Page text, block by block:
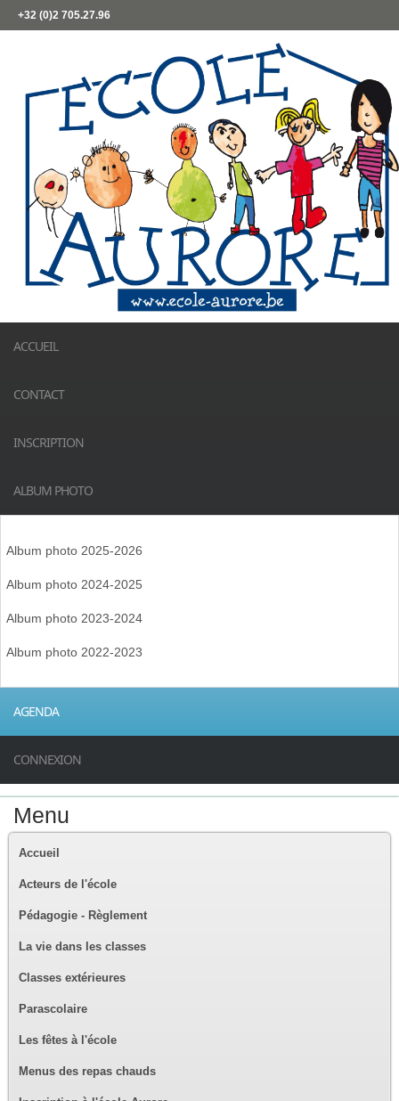
+32 (0)2 705.27.96
ACCUEIL
CONTACT
INSCRIPTION
ALBUM PHOTO
Album photo 2025-2026
Album photo 2024-2025
Album photo 2023-2024
Album photo 2022-2023
AGENDA
CONNEXION
Menu
Accueil
Acteurs de l'école
Pédagogie - Règlement
La vie dans les classes
Classes extérieures
Parascolaire
Les fêtes à l'école
Menus des repas chauds